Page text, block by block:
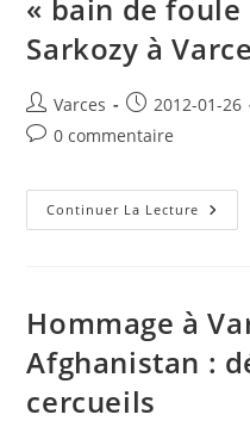
De
À
4
Morts
En
« bain de foule
Sarkozy à
Auteur/autrice
de
Varces
Publication
publiée :
2012-01-26
Commentaires
la
publication :
0 commentaire
Continuer La Lecture « Bain
De
À
Hommage à
Afghanistan :
cercueils